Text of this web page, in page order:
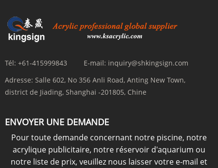
Tél: +61-415999843 E-mail: inquiry@shkingsign.com
Adresse: Salle 602, No 356 Anli Road, Anting New Town,
district de Jiading, Shanghai -201805, Chine
ENVOYER UNE DEMANDE
Pour toute demande concernant notre piscine, notre
acrylique publicitaire, notre réservoir d'aquarium ou
notre liste de prix, veuillez nous laisser votre e-mail et